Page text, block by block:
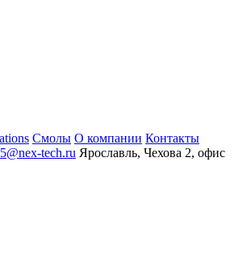
Смолы О компании Контакты
5@nex-tech.ru Ярославль, Чехова 2, офис